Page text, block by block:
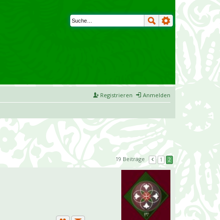
Anmelden
Registrieren
19 Beiträge 1 2